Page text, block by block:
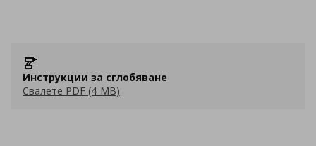
Инструкции за сглобяване
Свалете PDF (4 MB)